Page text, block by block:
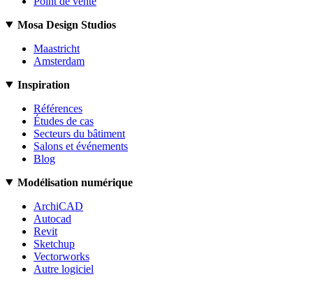
Mosa Design Studios
Maastricht
Amsterdam
Inspiration
Références
Études de cas
Secteurs du bâtiment
Salons et événements
Blog
Modélisation numérique
ArchiCAD
Autocad
Revit
Sketchup
Vectorworks
Autre logiciel